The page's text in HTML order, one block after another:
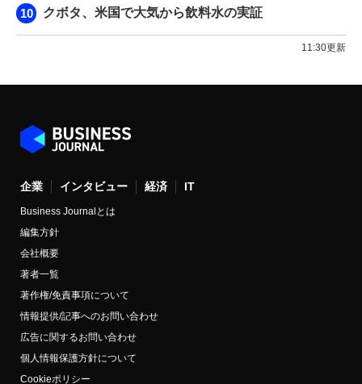
クボタ、米国で大気から飲料水の実証
11:30更新
企業 インタビュー 経済 IT
Business Journalとは
編集方針
会社概要
著者一覧
著作権/免責事項について
情報提供/記事へのお問い合わせ
広告に関するお問い合わせ
個人情報保護方針について
Cookieポリシー